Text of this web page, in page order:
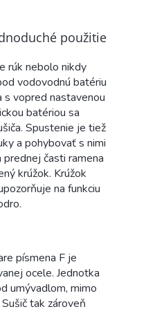
použitie
rúk nebolo nikdy
vodovodnú batériu
vopred nastavenou
batériou sa
Spustenie je tiež
a pohybovať s nimi
časti ramena
krúžok. Krúžok
na funkciu
písmena F je
ocele. Jednotka
umývadlom, mimo
tak zároveň